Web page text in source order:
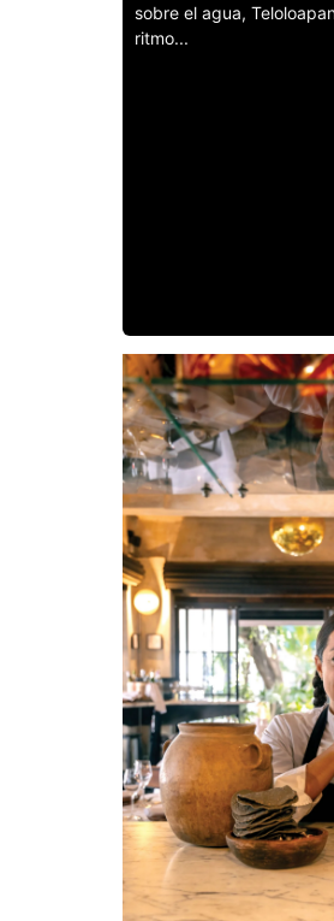
sobre el agua,
ritmo...